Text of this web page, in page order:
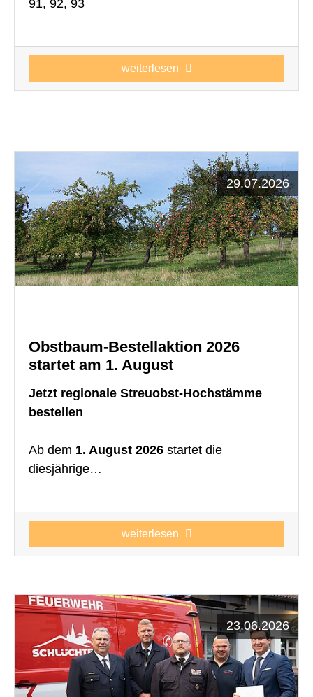
91, 92, 93
weiterlesen
29.07.2026
Obstbaum-Bestellaktion 2026
startet am 1. August
Jetzt regionale Streuobst-Hochstämme
bestellen
Ab dem 1. August 2026 startet die
diesjährige…
weiterlesen
23.06.2026